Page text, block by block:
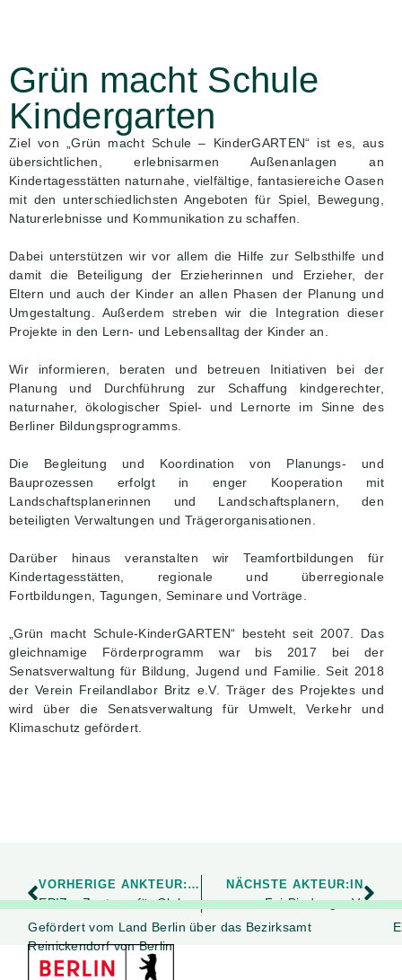
Grün macht Schule
Kindergarten
Ziel von „Grün macht Schule – KinderGARTEN“ ist es, aus
übersichtlichen, erlebnisarmen Außenanlagen an
Kindertagesstätten naturnahe, vielfältige, fantasiereiche Oasen
mit den unterschiedlichsten Angeboten für Spiel, Bewegung,
Naturerlebnisse und Kommunikation zu schaffen.
Dabei unterstützen wir vor allem die Hilfe zur Selbsthilfe und
damit die Beteiligung der Erzieherinnen und Erzieher, der
Eltern und auch der Kinder an allen Phasen der Planung und
Umgestaltung. Außerdem streben wir die Integration dieser
Projekte in den Lern- und Lebensalltag der Kinder an.
Wir informieren, beraten und betreuen Initiativen bei der
Planung und Durchführung zur Schaffung kindgerechter,
naturnaher, ökologischer Spiel- und Lernorte im Sinne des
Berliner Bildungsprogramms.
Die Begleitung und Koordination von Planungs- und
Bauprozessen erfolgt in enger Kooperation mit
Landschaftsplanerinnen und Landschaftsplanern, den
beteiligten Verwaltungen und Trägerorganisationen.
Darüber hinaus veranstalten wir Teamfortbildungen für
Kindertagesstätten, regionale und überregionale
Fortbildungen, Tagungen, Seminare und Vorträge.
„Grün macht Schule-KinderGARTEN“ besteht seit 2007. Das
gleichnamige Förderprogramm war bis 2017 bei der
Senatsverwaltung für Bildung, Jugend und Familie. Seit 2018
der Verein Freilandlabor Britz e.V. Träger des Projektes und
wird über die Senatsverwaltung für Umwelt, Verkehr und
Klimaschutz gefördert.
VORHERIGE ANKTEUR:IN
EPIZ – Zentrum für Globales Lernen in Berlin
NÄCHSTE AKTEUR:IN
FairBindung e.V.
Gefördert vom Land Berlin über das Bezirksamt
Reinickendorf von Berlin